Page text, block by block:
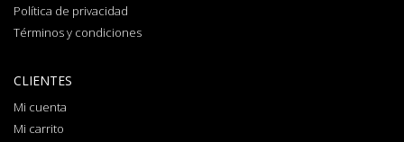
Política de privacidad
Términos y condiciones
CLIENTES
Mi cuenta
Mi carrito